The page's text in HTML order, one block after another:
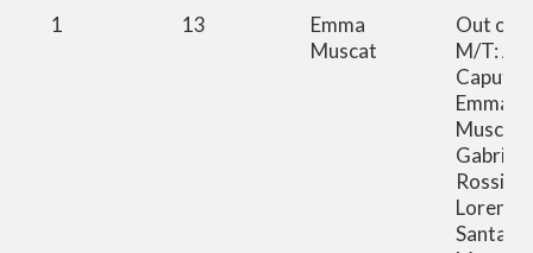
Platz
Startnr. Interpret Titel
1 13
Emma
Muscat
Out of
M/T:
Caputo,
Emma
Muscat,
Gabriel
Rossi,
Lorenzi